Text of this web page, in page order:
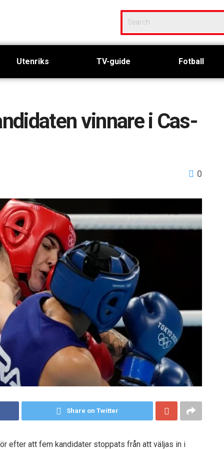
Utenriks TV-guide Fotball
vinnare i Cas-
0
Share on Twitter
efter att fem kandidater stoppats från att väljas in i